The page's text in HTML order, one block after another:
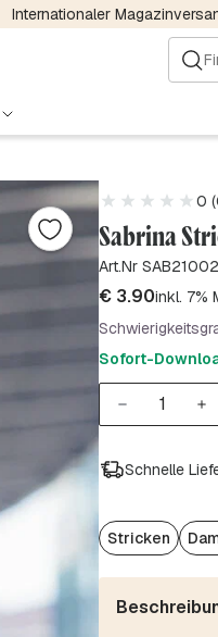
Internationaler
0
Sabrina
Art.Nr
€3.90inkl. 7%
Sofort-
Schnelle
Stricken